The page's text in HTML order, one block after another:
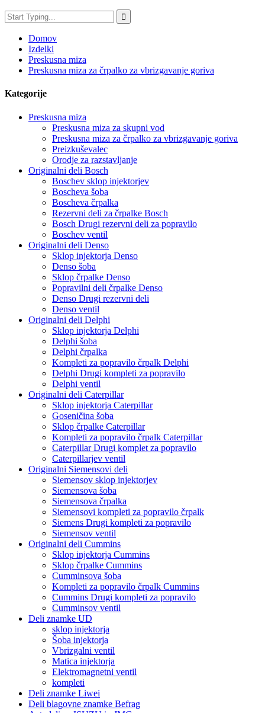
Domov
Izdelki
Preskusna miza
Preskusna miza za črpalko za vbrizgavanje goriva
Kategorije
Preskusna miza
Preskusna miza za skupni vod
Preskusna miza za črpalko za vbrizgavanje goriva
Preizkuševalec
Orodje za razstavljanje
Originalni deli Bosch
Boschev sklop injektorjev
Boscheva šoba
Boscheva črpalka
Rezervni deli za črpalke Bosch
Bosch Drugi rezervni deli za popravilo
Boschev ventil
Originalni deli Denso
Sklop injektorja Denso
Denso šoba
Sklop črpalke Denso
Popravilni deli črpalke Denso
Denso Drugi rezervni deli
Denso ventil
Originalni deli Delphi
Sklop injektorja Delphi
Delphi šoba
Delphi črpalka
Kompleti za popravilo črpalk Delphi
Delphi Drugi kompleti za popravilo
Delphi ventil
Originalni deli Caterpillar
Sklop injektorja Caterpillar
Goseničina šoba
Sklop črpalke Caterpillar
Kompleti za popravilo črpalk Caterpillar
Caterpillar Drugi komplet za popravilo
Caterpillarjev ventil
Originalni Siemensovi deli
Siemensov sklop injektorjev
Siemensova šoba
Siemensova črpalka
Siemensovi kompleti za popravilo črpalk
Siemens Drugi kompleti za popravilo
Siemensov ventil
Originalni deli Cummins
Sklop injektorja Cummins
Sklop črpalke Cummins
Cumminsova šoba
Kompleti za popravilo črpalk Cummins
Cummins Drugi kompleti za popravilo
Cumminsov ventil
Deli znamke UD
sklop injektorja
Šoba injektorja
Vbrizgalni ventil
Matica injektorja
Elektromagnetni ventil
kompleti
Deli znamke Liwei
Deli blagovne znamke Befrag